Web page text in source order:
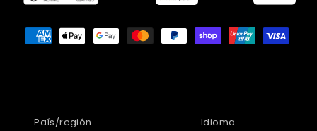
País/región Idioma